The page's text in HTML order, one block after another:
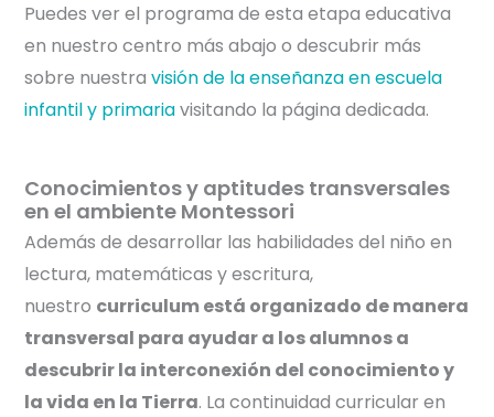
Puedes ver el programa de esta etapa educativa
en nuestro centro más abajo o descubrir más
sobre nuestravisión de la enseñanza en escuela
infantil y primariavisitando la página dedicada.
Conocimientos y aptitudes transversales
en el ambiente Montessori
Además de desarrollar las habilidades del niño en
lectura, matemáticas y escritura,
nuestro curriculum está organizado de manera
transversal para ayudar a los alumnos a
descubrir la interconexión del conocimiento y
la vida en la Tierra. La continuidad curricular en